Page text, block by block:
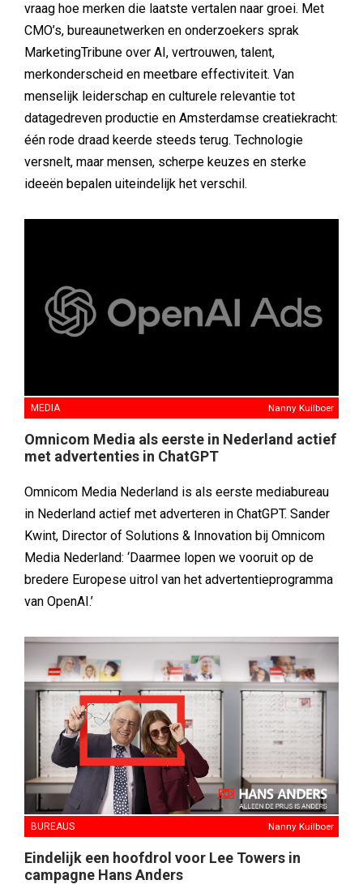
vraag hoe merken die laatste vertalen naar groei. Met
CMO’s, bureaunetwerken en onderzoekers sprak
MarketingTribune over AI, vertrouwen, talent,
merkonderscheid en meetbare effectiviteit. Van
menselijk leiderschap en culturele relevantie tot
datagedreven productie en Amsterdamse creatiekracht:
één rode draad keerde steeds terug. Technologie
versnelt, maar mensen, scherpe keuzes en sterke
ideeën bepalen uiteindelijk het verschil.
MEDIA Nanny Kuilboer
Omnicom Media als eerste in Nederland actief
met advertenties in ChatGPT
Omnicom Media Nederland is als eerste mediabureau
in Nederland actief met adverteren in ChatGPT. Sander
Kwint, Director of Solutions & Innovation bij Omnicom
Media Nederland: ‘Daarmee lopen we vooruit op de
bredere Europese uitrol van het advertentieprogramma
van OpenAI.’
BUREAUS Nanny Kuilboer
Eindelijk een hoofdrol voor Lee Towers in
campagne Hans Anders